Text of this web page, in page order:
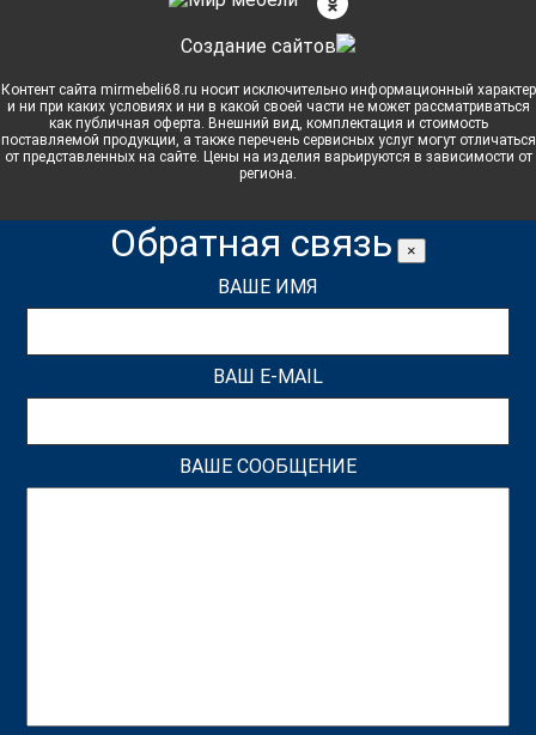
Cоздание сайтов
Контент сайта mirmebeli68.ru носит исключительно информационный характер
и ни при каких условиях и ни в какой своей части не может рассматриваться
как публичная оферта. Внешний вид, комплектация и стоимость
поставляемой продукции, а также перечень сервисных услуг могут отличаться
от представленных на сайте. Цены на изделия варьируются в зависимости от
региона.
Обратная связь ×
ВАШЕ ИМЯ
ВАШ E-MAIL
ВАШЕ СООБЩЕНИЕ